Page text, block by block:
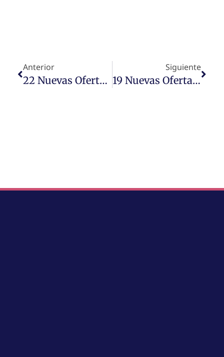
Anterior
22 Nuevas Ofertas De Trabajo
Siguiente
19 Nuevas Ofertas De Trabajo